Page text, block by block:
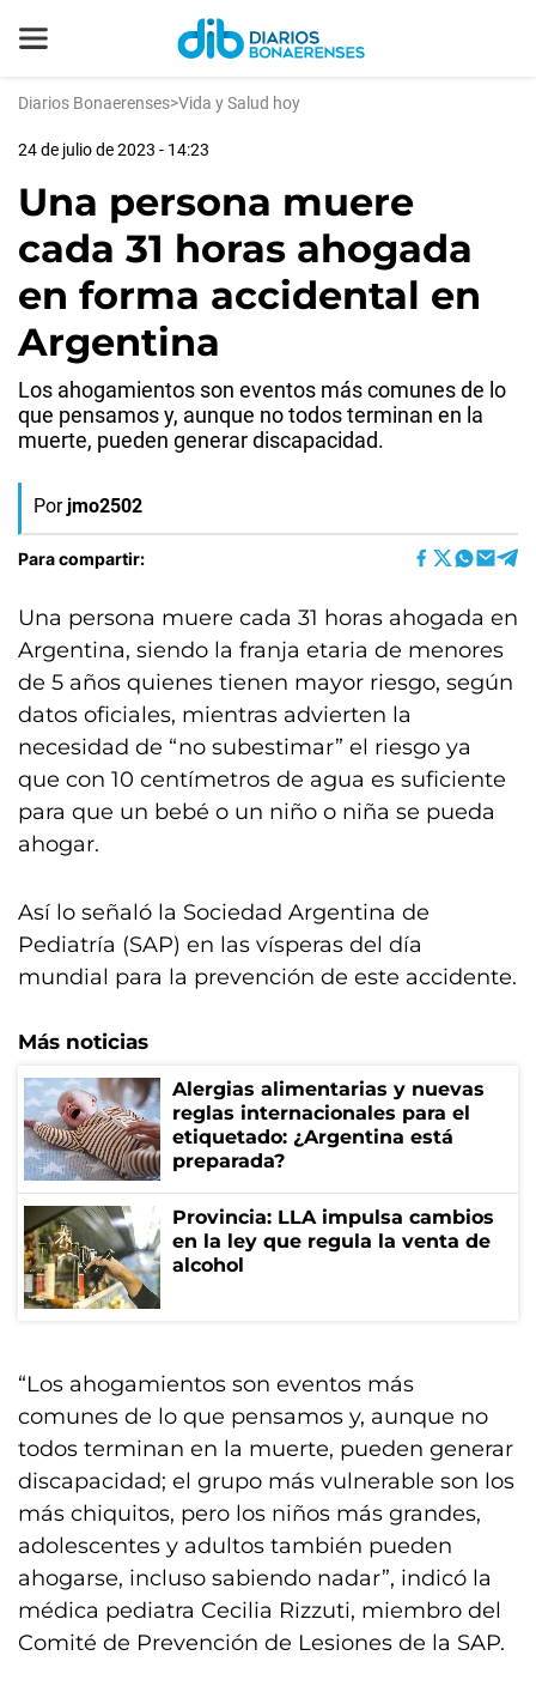
Diarios Bonaerenses>Vida y Salud hoy
24 de julio de 2023 - 14:23
Una persona muere
cada 31 horas ahogada
en forma accidental en
Argentina
Los ahogamientos son eventos más comunes de lo
que pensamos y, aunque no todos terminan en la
muerte, pueden generar discapacidad.
Por jmo2502
Para compartir:
Una persona muere cada 31 horas ahogada en
Argentina, siendo la franja etaria de menores
de 5 años quienes tienen mayor riesgo, según
datos oficiales, mientras advierten la
necesidad de “no subestimar” el riesgo ya
que con 10 centímetros de agua es suficiente
para que un bebé o un niño o niña se pueda
ahogar.
Así lo señaló la Sociedad Argentina de
Pediatría (SAP) en las vísperas del día
mundial para la prevención de este accidente.
Más noticias
Alergias alimentarias y nuevas
reglas internacionales para el
etiquetado: ¿Argentina está
preparada?
Provincia: LLA impulsa cambios
en la ley que regula la venta de
alcohol
“Los ahogamientos son eventos más
comunes de lo que pensamos y, aunque no
todos terminan en la muerte, pueden generar
discapacidad; el grupo más vulnerable son los
más chiquitos, pero los niños más grandes,
adolescentes y adultos también pueden
ahogarse, incluso sabiendo nadar”, indicó la
médica pediatra Cecilia Rizzuti, miembro del
Comité de Prevención de Lesiones de la SAP.